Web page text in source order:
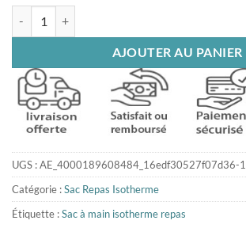
AJOUTER AU PANIER
UGS :AE_4000189608484_16edf30527f07d36-1
Catégorie :Sac Repas Isotherme
Étiquette :Sac à main isotherme repas